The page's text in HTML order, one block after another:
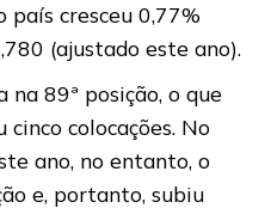
país cresceu 0,77%
(ajustado este ano).
na 89ª posição, o que
colocações. No
ano, no entanto, o
e, portanto, subiu